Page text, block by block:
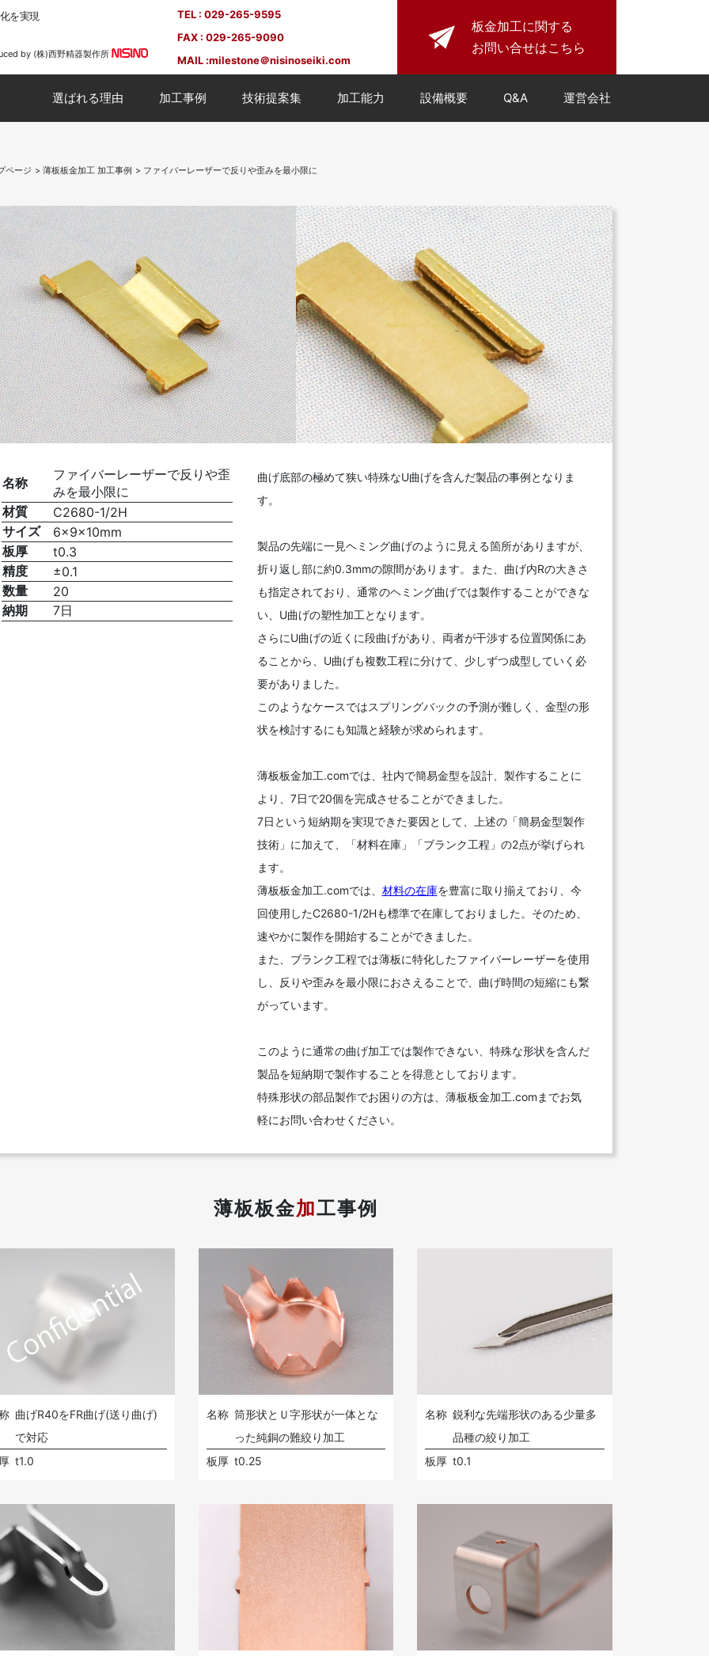
を実現
by (株)西野精器製作所
TEL : 029-265-9595
FAX : 029-265-9090
MAIL :milestone＠nisinoseiki.com
板金加工に関する
お問い合せはこちら
選ばれる理由 加工事例 技術提案集 加工能力 設備概要 Q&A 運営会社
ページ 薄板板金加工 加工事例 ファイバーレーザーで反りや歪みを最小限に
名称
ファイバーレーザーで反りや歪
みを最小限に
材質
C2680-1/2H
サイズ
6x9×10mm
板厚
t0.3
精度
±0.1
数量
20
納期
7日
曲げ底部の極めて狭い特殊なU曲げを含んだ製品の事例となりま
す。
製品の先端に一見ヘミング曲げのように見える箇所がありますが、
折り返し部に約0.3mmの隙間があります。また、曲げ内Rの大きさ
も指定されており、通常のヘミング曲げでは製作することができな
い、U曲げの塑性加工となります。
さらにU曲げの近くに段曲げがあり、両者が干渉する位置関係にあ
ることから、U曲げも複数工程に分けて、少しずつ成型していく必
要がありました。
このようなケースではスプリングバックの予測が難しく、金型の形
状を検討するにも知識と経験が求められます。
薄板板金加工.comでは、社内で簡易金型を設計、製作することに
より、7日で20個を完成させることができました。
7日という短納期を実現できた要因として、上述の「簡易金型製作
技術」に加えて、「材料在庫」「ブランク工程」の2点が挙げられ
ます。
薄板板金加工.comでは、 材料の在庫を豊富に取り揃えており、今
回使用したC2680-1/2Hも標準で在庫しておりました。そのため、
速やかに製作を開始することができました。
また、ブランク工程では薄板に特化したファイバーレーザーを使用
し、反りや歪みを最小限におさえることで、曲げ時間の短縮にも繋
がっています。
このように通常の曲げ加工では製作できない、特殊な形状を含んだ
製品を短納期で製作することを得意としております。
特殊形状の部品製作でお困りの方は、薄板板金加工.comまでお気
軽にお問い合わせください。
薄板板金加工事例
曲げR40をFR曲げ(送り曲げ)
で対応
t1.0
名称 筒形状とＵ字形状が一体とな
った純銅の難絞り加工
板厚 t0.25
名称 鋭利な先端形状のある少量多
品種の絞り加工
板厚 t0.1